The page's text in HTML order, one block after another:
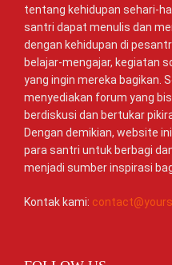
tentang kehidupan sehari-
santri dapat menulis dan
dengan kehidupan di
belajar-mengajar, kegiatan
yang ingin mereka bagikan.
menyediakan forum yang
berdiskusi dan bertukar
Dengan demikian, website
para santri untuk berbagi
menjadi sumber inspirasi
Kontak kami: